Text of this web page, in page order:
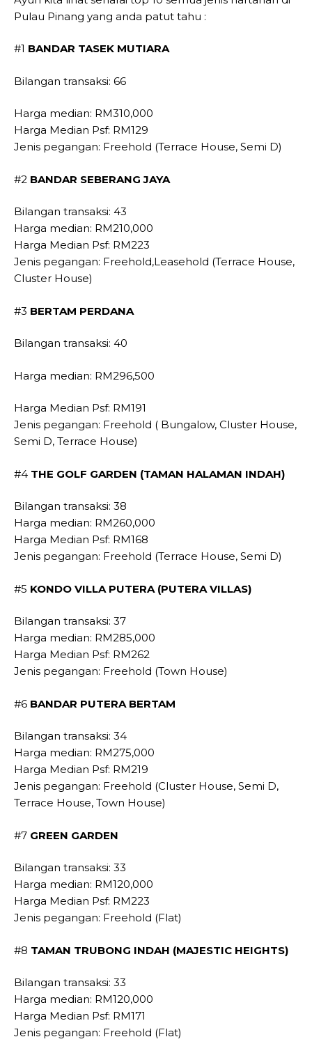
Pulau Pinang yang anda patut tahu :
#1 BANDAR TASEK MUTIARA
Bilangan transaksi: 66
Harga median: RM310,000
Harga Median Psf: RM129
Jenis pegangan: Freehold (Terrace House, Semi D)
#2 BANDAR SEBERANG JAYA
Bilangan transaksi: 43
Harga median: RM210,000
Harga Median Psf: RM223
Jenis pegangan: Freehold,Leasehold (Terrace House,
Cluster House)
#3 BERTAM PERDANA
Bilangan transaksi: 40
Harga median: RM296,500
Harga Median Psf: RM191
Jenis pegangan: Freehold ( Bungalow, Cluster House,
Semi D, Terrace House)
#4 THE GOLF GARDEN (TAMAN HALAMAN INDAH)
Bilangan transaksi: 38
Harga median: RM260,000
Harga Median Psf: RM168
Jenis pegangan: Freehold (Terrace House, Semi D)
#5 KONDO VILLA PUTERA (PUTERA VILLAS)
Bilangan transaksi: 37
Harga median: RM285,000
Harga Median Psf: RM262
Jenis pegangan: Freehold (Town House)
#6 BANDAR PUTERA BERTAM
Bilangan transaksi: 34
Harga median: RM275,000
Harga Median Psf: RM219
Jenis pegangan: Freehold (Cluster House, Semi D,
Terrace House, Town House)
#7 GREEN GARDEN
Bilangan transaksi: 33
Harga median: RM120,000
Harga Median Psf: RM223
Jenis pegangan: Freehold (Flat)
#8 TAMAN TRUBONG INDAH (MAJESTIC HEIGHTS)
Bilangan transaksi: 33
Harga median: RM120,000
Harga Median Psf: RM171
Jenis pegangan: Freehold (Flat)